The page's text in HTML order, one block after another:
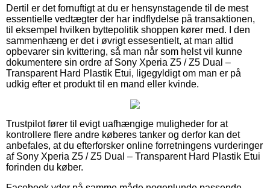
Dertil er det fornuftigt at du er hensynstagende til de mest
essentielle vedtægter der har indflydelse på transaktionen,
til eksempel hvilken byttepolitik shoppen kører med. I den
sammenhæng er det i øvrigt essesentielt, at man altid
opbevarer sin kvittering, så man når som helst vil kunne
dokumentere sin ordre af Sony Xperia Z5 / Z5 Dual –
Transparent Hard Plastik Etui, ligegyldigt om man er på
udkig efter et produkt til en mand eller kvinde.
Trustpilot fører til evigt uafhængige muligheder for at
kontrollere flere andre køberes tanker og derfor kan det
anbefales, at du efterforsker online forretningens vurderinger
af Sony Xperia Z5 / Z5 Dual – Transparent Hard Plastik Etui
forinden du køber.